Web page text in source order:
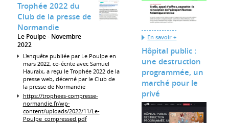
Trophée 2022 du
Club de la presse de
Normandie
Le Poulpe
Novembre
2022
L'enquête publiée par Le Poulpe en
mars 2022, co-écrite avec Samuel
Hauraix, a reçu le Trophée 2022 de la
presse web, décerné par le Club de
la presse de Normandie
https://trophees-compresse-
normandie.fr/wp-
content/uploads/2022/11/Le-
Poulpe_compressed.pdf
En savoir +
Hôpital public :
une destruction
programmée, un
marché pour le
privé